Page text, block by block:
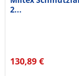
2...
130,89 €